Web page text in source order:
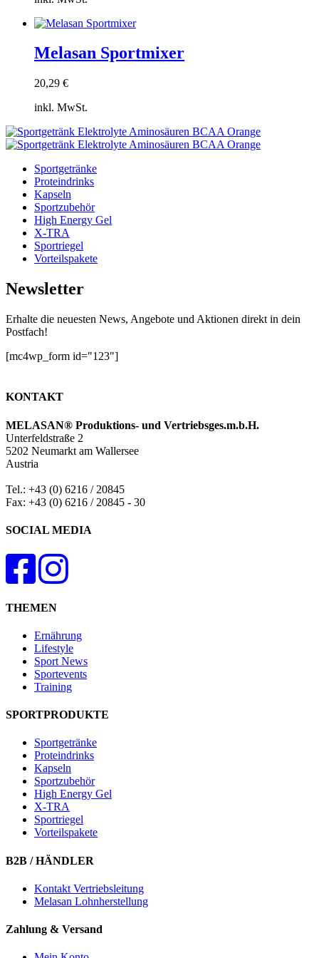
Optionen
können
auf
Produktseite
werden
Zum
hinzufügen
Melasan Sportmixer
20,29 €
inkl. MwSt.
Zum
Warenkorb
Sportgetränke
Proteindrinks
Kapseln
Sportzubehör
High Energy Gel
X-TRA
Sportriegel
Vorteilspakete
Newsletter
Erhalte die neuesten News, Angebote und Aktionen direkt in dein
Postfach!
[mc4wp_form id="123"]
KONTAKT
MELASAN® Produktions- und Vertriebsges.m.b.H.
Unterfeldstraße 2
5202 Neumarkt am Wallersee
Austria
Tel.: +43 (0) 6216 / 20845
Fax: +43 (0) 6216 / 20845 - 30
SOCIAL MEDIA
THEMEN
Ernährung
Lifestyle
Sport News
Sportevents
Training
SPORTPRODUKTE
Sportgetränke
Proteindrinks
Kapseln
Sportzubehör
High Energy Gel
X-TRA
Sportriegel
Vorteilspakete
B2B / HÄNDLER
Kontakt Vertriebsleitung
Melasan Lohnherstellung
Zahlung & Versand